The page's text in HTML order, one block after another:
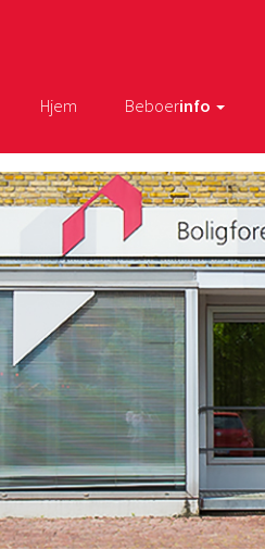
Hjem Beboerinfo